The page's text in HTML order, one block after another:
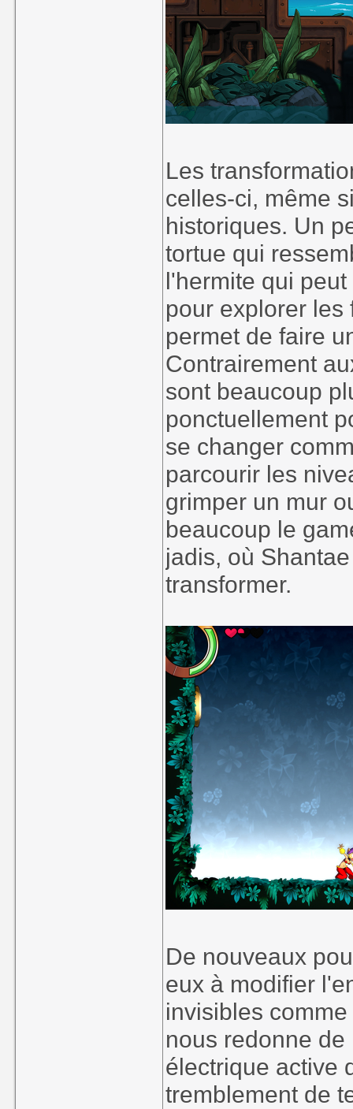
Les
celles-ci, même
historiques. Un
tortue qui
l'hermite qui
pour explorer
permet de faire
Contrairement
sont beaucoup
ponctuellement
se changer
parcourir les
grimper un mur
beaucoup le
jadis, où
transformer.
De nouveaux
eux à modifier
invisibles
nous redonne
électrique active
tremblement de